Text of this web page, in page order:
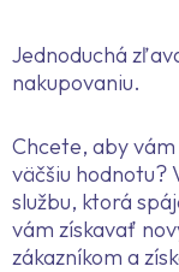
Jednoduchá
nakupovaniu.
Chcete, aby
väčšiu hodnotu?
službu, ktorá
vám získavať
zákazníkom a